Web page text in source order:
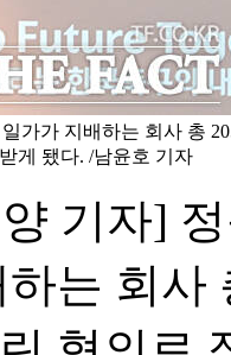
가가 지배하는 회사 총
게 됐다. /남윤호 기자
기자]
는 회사